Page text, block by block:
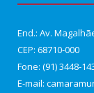
End.: Av.
CEP: 68710-000
Fone: (91) 3448-
E-mail: